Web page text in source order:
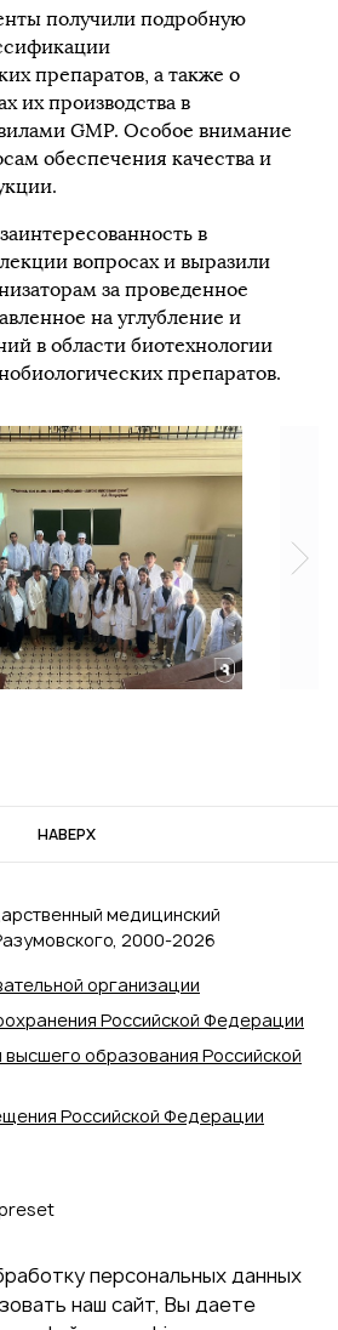
получили подробную
препаратов, а также о
их производства в
GMP. Особое внимание
обеспечения качества и
в
вопросах и выразили
за проведенное
на углубление и
в области биотехнологии
препаратов.
НАВЕРХ
организации
Российской Федерации
высшего образования Российской
Российской Федерации
медицинский
2000‑2026
персональных данных
наш сайт, Вы даете